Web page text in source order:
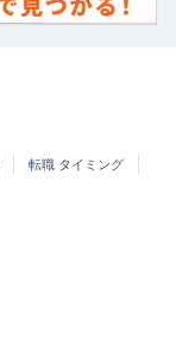
転職 タイミング